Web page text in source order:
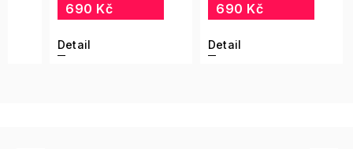
690 Kč
Detail
690 Kč
Detail